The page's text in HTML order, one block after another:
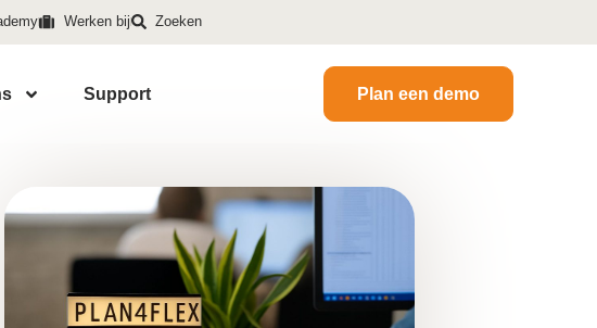
Werken bij Zoeken
Support Plan een demo